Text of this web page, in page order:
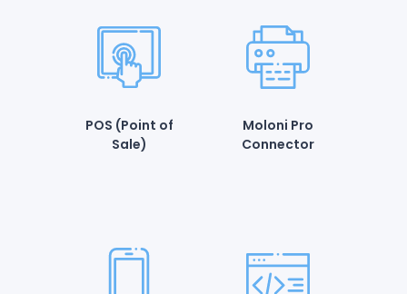
POS (Point of
Sale)
Moloni Pro
Connector